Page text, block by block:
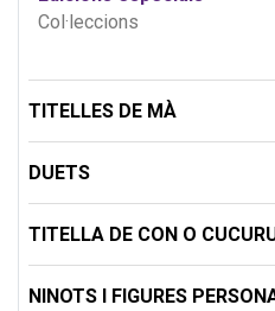
Col·leccions
TITELLES DE MÀ
DUETS
TITELLA DE CON O
NINOTS I FIGURES